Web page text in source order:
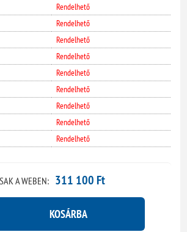
Rendelhető
Rendelhető
Rendelhető
Rendelhető
Rendelhető
Rendelhető
Rendelhető
Rendelhető
Rendelhető
A WEBEN: 311 100 Ft
KOSÁRBA